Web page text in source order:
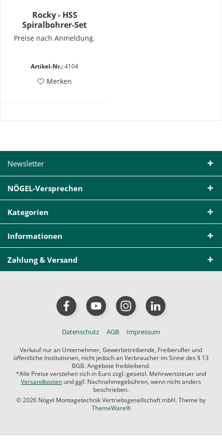
Rocky - HSS
Spiralbohrer-Set
Preise nach Anmeldung.
Artikel-Nr.:4104
Merken
Newsletter
NÖGEL-Versprechen
Kategorien
Informationen
Zahlung & Versand
Datenschutz AGB Impressum
Verkauf nur an Unternehmer, Gewerbetreibende, Freiberufler und
öffentliche Institutionen, nicht jedoch an Verbraucher im Sinne des § 13
BGB. Angebote freibleibend.
*Alle Preise verstehen sich in Euro zzgl. gesetzl. Mehrwertsteuer und
Versandkosten und ggf. Nachnahmegebühren, wenn nicht anders
beschrieben.
© 2026 Nögel Montagetechnik Vertriebsgesellschaft mbH. Theme by
ThemeWare®